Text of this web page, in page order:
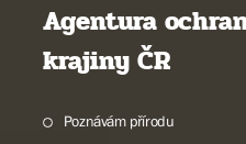
Agentura
krajiny ČR
Poznávám přírodu